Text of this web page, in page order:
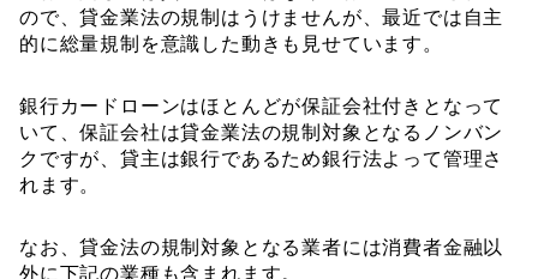
ので、貸金業法の規制はうけませんが、最近では自主
的に総量規制を意識した動きも見せています。
銀行カードローンはほとんどが保証会社付きとなって
いて、保証会社は貸金業法の規制対象となるノンバン
クですが、貸主は銀行であるため銀行法よって管理さ
れます。
なお、貸金法の規制対象となる業者には消費者金融以
外に下記の業種も含まれます。